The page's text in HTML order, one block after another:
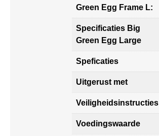
Green Egg Frame L:
Specificaties Big
Green Egg Large
Speficaties
Uitgerust met
Veiligheidsinstructies
Voedingswaarde